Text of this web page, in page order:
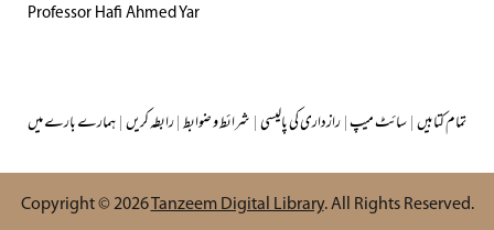
Professor Hafi Ahmed Yar
ہمارے بارے میں|رابطہ کریں|شرائط و ضوابط|رازداری کی پالیسی|سائٹ میپ|تمام کتابیں
Copyright © 2026Tanzeem Digital Library. All Rights Reserved.